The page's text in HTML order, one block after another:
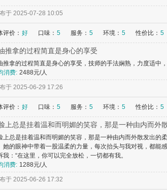
于 2025-07-28 10:05
评价： 好 口味： 5 服务： 5 环境： 5 性价比： 5
推拿的过程简直是身心的享受
推拿的过程简直是身心的享受，技师的手法娴熟，力度适中
消费: 2488元/人
于 2025-06-29 17:26
评价： 好 口味： 5 服务： 5 环境： 5 性价比： 5
上总是挂着温和而明媚的笑容，那是一种由内而外
上总是挂着温和而明媚的笑容，那是一种由内而外散发出的
她的眼神中带着一股温柔的力量，每次抬头与我对视，都能
我：“在这里，你可以完全放松，一切都有我。
消费: 1288元/人
于 2025-06-26 17:32